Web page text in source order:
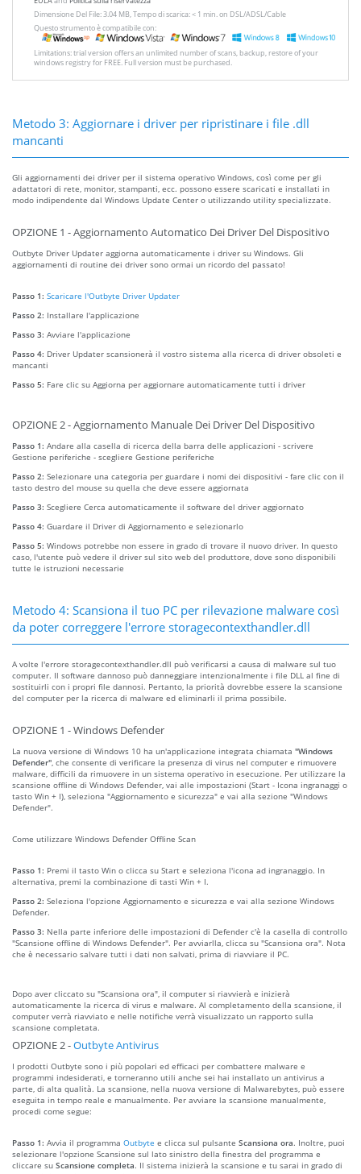
Dimensione Del File: 3.04 MB, Tempo di scarica: < 1 min. on DSL/ADSL/Cable
Questo strumento è compatibile con:
Limitations: trial version offers an unlimited number of scans, backup, restore of your
windows registry for FREE. Full version must be purchased.
Metodo 3: Aggiornare i driver per ripristinare i file .dll
mancanti
Gli aggiornamenti dei driver per il sistema operativo Windows, così come per gli
adattatori di rete, monitor, stampanti, ecc. possono essere scaricati e installati in
modo indipendente dal Windows Update Center o utilizzando utility specializzate.
OPZIONE 1 - Aggiornamento Automatico Dei Driver Del Dispositivo
Outbyte Driver Updater aggiorna automaticamente i driver su Windows. Gli
aggiornamenti di routine dei driver sono ormai un ricordo del passato!
Passo 1: Scaricare l'Outbyte Driver Updater
Passo 2: Installare l'applicazione
Passo 3: Avviare l'applicazione
Passo 4: Driver Updater scansionerà il vostro sistema alla ricerca di driver obsoleti e
mancanti
Passo 5: Fare clic su Aggiorna per aggiornare automaticamente tutti i driver
OPZIONE 2 - Aggiornamento Manuale Dei Driver Del Dispositivo
Passo 1: Andare alla casella di ricerca della barra delle applicazioni - scrivere
Gestione periferiche - scegliere Gestione periferiche
Passo 2: Selezionare una categoria per guardare i nomi dei dispositivi - fare clic con il
tasto destro del mouse su quella che deve essere aggiornata
Passo 3: Scegliere Cerca automaticamente il software del driver aggiornato
Passo 4: Guardare il Driver di Aggiornamento e selezionarlo
Passo 5: Windows potrebbe non essere in grado di trovare il nuovo driver. In questo
caso, l'utente può vedere il driver sul sito web del produttore, dove sono disponibili
tutte le istruzioni necessarie
Metodo 4: Scansiona il tuo PC per rilevazione malware così
da poter correggere l'errore storagecontexthandler.dll
A volte l'errore storagecontexthandler.dll può verificarsi a causa di malware sul tuo
computer. Il software dannoso può danneggiare intenzionalmente i file DLL al fine di
sostituirli con i propri file dannosi. Pertanto, la priorità dovrebbe essere la scansione
del computer per la ricerca di malware ed eliminarli il prima possibile.
OPZIONE 1 - Windows Defender
La nuova versione di Windows 10 ha un'applicazione integrata chiamata "Windows
Defender" , che consente di verificare la presenza di virus nel computer e rimuovere
malware, difficili da rimuovere in un sistema operativo in esecuzione. Per utilizzare la
scansione offline di Windows Defender, vai alle impostazioni (Start - Icona ingranaggi o
tasto Win + I), seleziona "Aggiornamento e sicurezza" e vai alla sezione "Windows
Defender".
Come utilizzare Windows Defender Offline Scan
Passo 1: Premi il tasto Win o clicca su Start e seleziona l'icona ad ingranaggio. In
alternativa, premi la combinazione di tasti Win + I.
Passo 2: Seleziona l'opzione Aggiornamento e sicurezza e vai alla sezione Windows
Defender.
Passo 3: Nella parte inferiore delle impostazioni di Defender c'è la casella di controllo
"Scansione offline di Windows Defender". Per avviarlla, clicca su "Scansiona ora". Nota
che è necessario salvare tutti i dati non salvati, prima di riavviare il PC.
Dopo aver cliccato su "Scansiona ora", il computer si riavvierà e inizierà
automaticamente la ricerca di virus e malware. Al completamento della scansione, il
computer verrà riavviato e nelle notifiche verrà visualizzato un rapporto sulla
scansione completata.
OPZIONE 2 -Outbyte Antivirus
I prodotti Outbyte sono i più popolari ed efficaci per combattere malware e
programmi indesiderati, e torneranno utili anche sei hai installato un antivirus a
parte, di alta qualità. La scansione, nella nuova versione di Malwarebytes, può essere
eseguita in tempo reale e manualmente. Per avviare la scansione manualmente,
procedi come segue:
Passo 1: Avvia il programma Outbyte e clicca sul pulsante Scansiona ora. Inoltre, puoi
selezionare l'opzione Scansione sul lato sinistro della finestra del programma e
cliccare su Scansione completa. Il sistema inizierà la scansione e tu sarai in grado di